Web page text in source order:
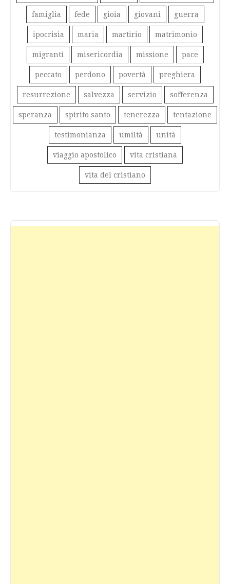
famiglia fede gioia giovani guerra
ipocrisia maria martirio matrimonio
migranti misericordia missione pace
peccato perdono povertà preghiera
resurrezione salvezza servizio sofferenza
speranza spirito santo tenerezza tentazione
testimonianza umiltà unità
viaggio apostolico vita cristiana
vita del cristiano